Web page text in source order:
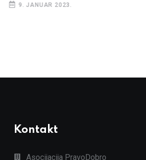
9. JANUAR 2023.
Kontakt
Asocijacija PravoDobro